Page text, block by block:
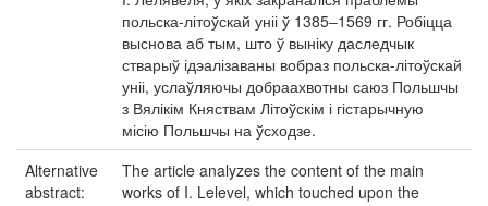
польска-літоўскай уніі ў 1385‒1569 гг. Робіцца
выснова аб тым, што ў выніку даследчык
стварыў ідэалізаваны вобраз польска-літоўскай
уніі, услаўляючы добраахвотны саюз Польшчы
з Вялікім Княствам Літоўскім і гістарычную
місію Польшчы на ўсходзе.
Alternative
abstract:
The article analyzes the content of the main
works of I. Lelevel, which touched upon the